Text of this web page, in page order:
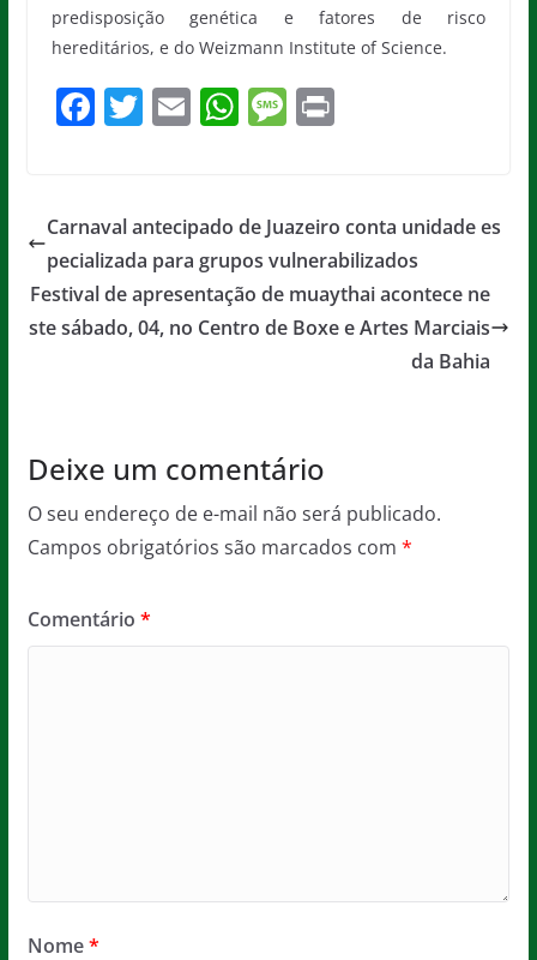
predisposição genética e fatores de risco
hereditários, e do Weizmann Institute of Science.
F
e
b
o
o
T
er
E
l
W
s
A
p
p
M
a
g
e
Pr
Carnaval antecipado de Juazeiro conta unidade es
pecializada para grupos vulnerabilizados
Festival de apresentação de muaythai acontece ne
ste sábado, 04, no Centro de Boxe e Artes Marciais
da Bahia
Deixe um comentário
O seu endereço de e-mail não será publicado.
Campos obrigatórios são marcados com *
Comentário *
Nome*